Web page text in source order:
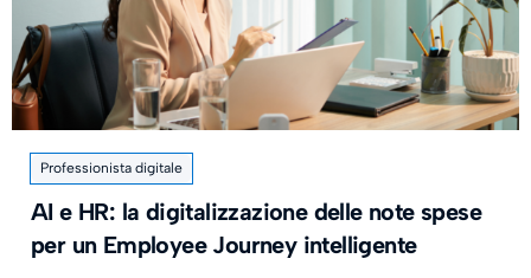
Professionista digitale
AI e HR: la digitalizzazione delle note spese
per un Employee Journey intelligente